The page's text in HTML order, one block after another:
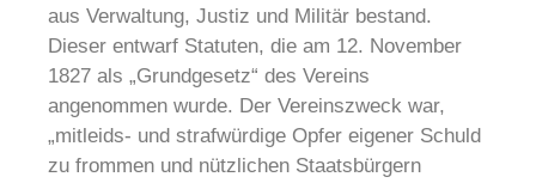
aus Verwaltung, Justiz und Militär bestand.
Dieser entwarf Statuten, die am 12. November
1827 als „Grundgesetz“ des Vereins
angenommen wurde. Der Vereinszweck war,
„mitleids- und strafwürdige Opfer eigener Schuld
zu frommen und nützlichen Staatsbürgern